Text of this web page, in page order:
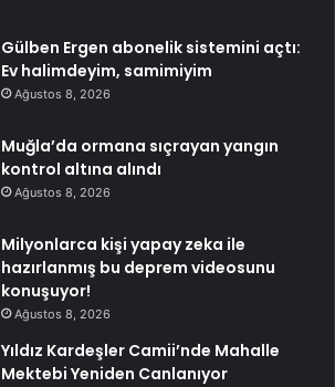
Gülben Ergen abonelik sistemini açtı:
Ev halimdeyim, samimiyim
Ağustos 8, 2026
Muğla’da ormana sıçrayan yangın
kontrol altına alındı
Ağustos 8, 2026
Milyonlarca kişi yapay zeka ile
hazırlanmış bu deprem videosunu
konuşuyor!
Ağustos 8, 2026
Yıldız Kardeşler Camii’nde Mahalle
Mektebi Yeniden Canlanıyor